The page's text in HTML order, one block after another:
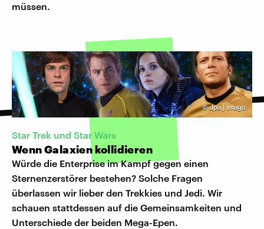
müssen.
©dpa | Imago
Star Trek und Star Wars
Wenn Galaxien kollidieren
Würde die Enterprise im Kampf gegen einen
Sternenzerstörer bestehen? Solche Fragen
überlassen wir lieber den Trekkies und Jedi. Wir
schauen stattdessen auf die Gemeinsamkeiten und
Unterschiede der beiden Mega-Epen.